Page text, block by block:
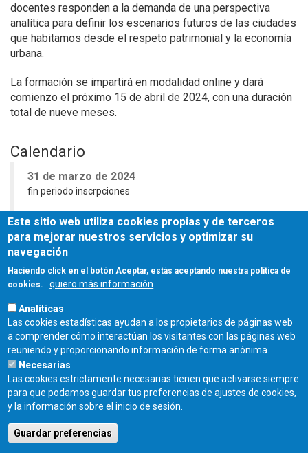
docentes responden a la demanda de una perspectiva
analítica para definir los escenarios futuros de las ciudades
que habitamos desde el respeto patrimonial y la economía
urbana.
La formación se impartirá en modalidad online y dará
comienzo el próximo 15 de abril de 2024, con una duración
total de nueve meses.
Calendario
31 de marzo de 2024
fin periodo inscrpciones
15 de abril de 2024
comienzo de curso
Más información
web
Fuente
Universidad Europea
Fecha de publicación:
Jueves, 14 Marzo, 2024
Este sitio web utiliza cookies propias y de terceros
para mejorar nuestros servicios y optimizar su
navegación
Haciendo click en el botón Aceptar, estás aceptando nuestra política de
cookies.
quiero más información
Analíticas
Las cookies estadísticas ayudan a los propietarios de páginas web
a comprender cómo interactúan los visitantes con las páginas web
reuniendo y proporcionando información de forma anónima.
Necesarias
Las cookies estrictamente necesarias tienen que activarse siempre
para que podamos guardar tus preferencias de ajustes de cookies,
y la información sobre el inicio de sesión.
Guardar preferencias